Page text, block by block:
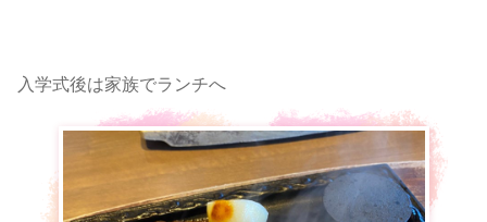
入学式後は家族でランチへ